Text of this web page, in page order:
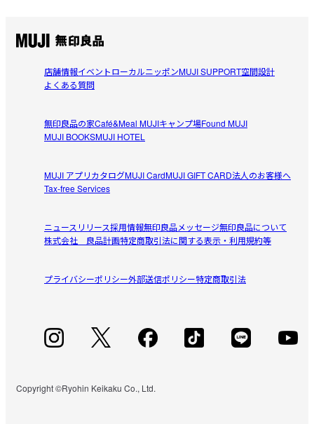
店舗情報イベントローカルニッポンMUJI SUPPORT空間設計
よくある質問
無印良品の家Café&Meal MUJIキャンプ場Found MUJI
MUJI BOOKSMUJI HOTEL
MUJI アプリカタログMUJI CardMUJI GIFT CARD法人のお客様へ
Tax-free Services
ニュースリリース採用情報無印良品メッセージ無印良品について
株式会社 良品計画特定商取引法に関する表示・利用規約等
プライバシーポリシー外部送信ポリシー特定商取引法
Copyright ©Ryohin Keikaku Co., Ltd.